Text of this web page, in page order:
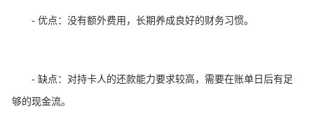
- 优点：没有额外费用，长期养成良好的财务习惯。
- 缺点：对持卡人的还款能力要求较高，需要在账单日后有足
够的现金流。